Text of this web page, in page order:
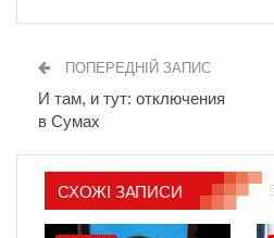
ПОПЕРЕДНІЙ ЗАПИС
И там, и тут: отключения
в Сумах
СХОЖІ ЗАПИСИ